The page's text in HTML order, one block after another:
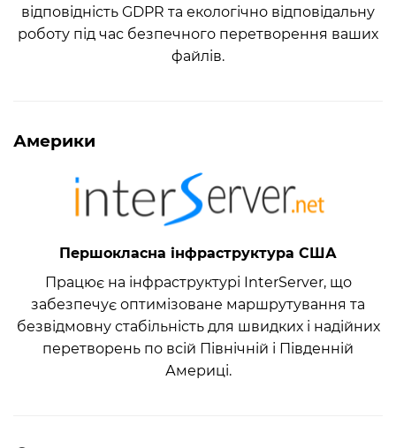
відповідність GDPR та екологічно відповідальну
роботу під час безпечного перетворення ваших
файлів.
Америки
Першокласна інфраструктура США
Працює на інфраструктурі InterServer, що
забезпечує оптимізоване маршрутування та
безвідмовну стабільність для швидких і надійних
перетворень по всій Північній і Південній
Америці.